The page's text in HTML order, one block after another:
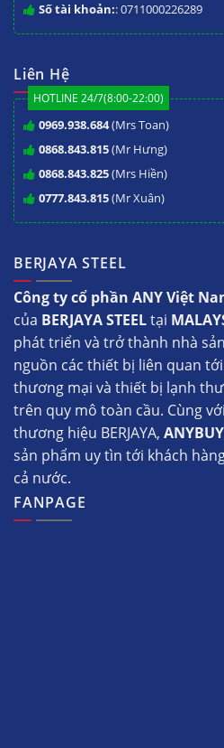
Số tài khoản:: 0711000226289
Liên Hệ
HOTLINE 24/7(8:00-22:00)
0969.938.684(Mrs Toan)
0868.843.815(Mr Hưng)
0868.843.825(Mrs Hiền)
0777.843.815(Mr Xuân)
BERJAYA STEEL
Công ty cổ phần ANY Việt
của BERJAYA STEELtại
phát triển và trở thành nhà
nguồn các thiết bị liên quan
thương mại và thiết bị lạnh
trên quy mô toàn cầu. Cùng
thương hiệu BERJAYA, ANYBUY
sản phẩm uy tìn tới khách
cả nước.
FANPAGE